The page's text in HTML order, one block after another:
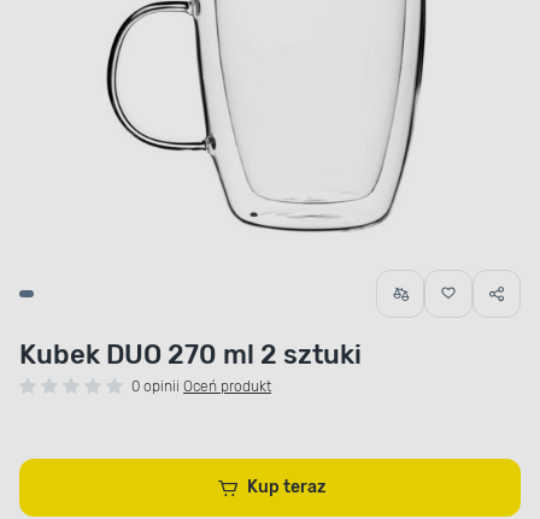
Kubek DUO 270 ml 2 sztuki
0 opinii Oceń produkt
Kup teraz